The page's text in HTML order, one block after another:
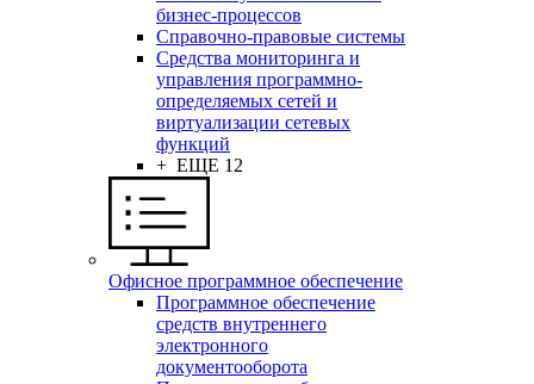
бизнес-процессов
Справочно-правовые системы
Средства мониторинга и
управления программно-
определяемых сетей и
виртуализации сетевых
функций
+ ЕЩЕ 12
Офисное программное обеспечение
Программное обеспечение
средств внутреннего
электронного
документооборота